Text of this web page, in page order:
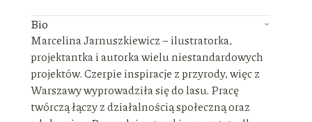
Bio
Marcelina Jarnuszkiewicz – ilustratorka,
projektantka i autorka wielu niestandardowych
projektów. Czerpie inspiracje z przyrody, więc z
Warszawy wyprowadziła się do lasu. Pracę
twórczą łączy z działalnością społeczną oraz